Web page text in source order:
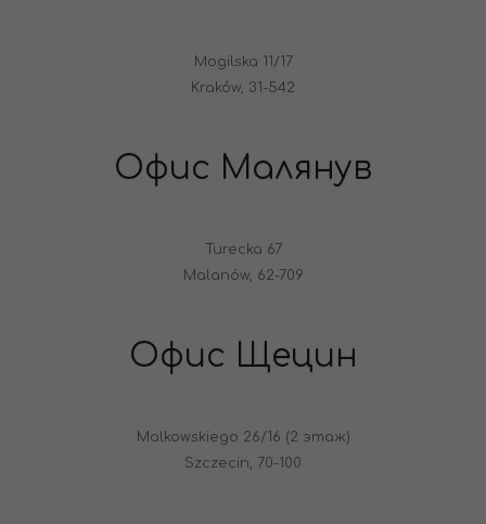
Mogilska 11/17
Kraków, 31-542
Офис Малянув
Turecka 67
Malanów, 62-709
Офис Щецин
Malkowskiego 26/16 (2 этаж)
Szczecin, 70-100